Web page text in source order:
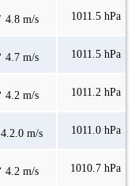
4.8 m/s 1011.5 hPa
4.7 m/s 1011.5 hPa
4.2 m/s 1011.2 hPa
4.2.0 m/s 1011.0 hPa
4.2 m/s 1010.7 hPa